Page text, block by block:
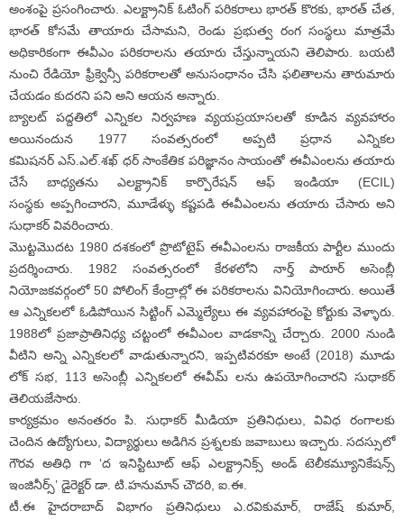
అంశంపై ప్రసంగించారు. ఎలక్ట్రానిక్ ఓటింగ్ పరికరాలు భారత్ కొరకు, భారత్ చేత,
భారత్ కోసమే తాయారు చేసామని, రెండు ప్రభుత్వ రంగ సంస్థలు మాత్రమే
అధికారికంగా ఈవీఎం పరికరాలను తయారు చేస్తున్నాయని తెలిపారు. బయటి
నుంచి రేడియో ఫ్రీక్వెన్సీ పరికరాలతో అనుసంధానం చేసి ఫలితాలను తారుమారు
చేయడం కుదరని పని అని ఆయన అన్నారు.
బ్యాలట్ పద్దతిలో ఎన్నికల నిర్వహణ వ్యయప్రయాసలతో కూడిన వ్యవహారం
అయినందున 1977 సంవత్సరంలో అప్పటి ప్రధాన ఎన్నికల
కమిషనర్ ఎస్.ఎల్.శఖ్ ధర్ సాంకేతిక పరిజ్ఞానం సాయంతో ఈవీఎంలను తయారు
చేసే బాధ్యతను ఎలక్ట్రానిక్ కార్పొరేషన్ ఆఫ్ ఇండియా (ECIL)
సంస్థకు అప్పగించారని, మూడేళ్ళు కష్టపడి ఈవీఎంలను తయారు చేసారు అని
సుధాకర్ వివరించారు.
మొట్టమొదట 1980 దశకంలో ప్రొటోటైప్ ఈవీఎంలను రాజకీయ పార్టీల ముందు
ప్రదర్శించారు. 1982 సంవత్సరంలో కేరళలోని నార్త్ పారూర్ అసెంబ్లీ
నియోజకవర్గంలో 50 పోలింగ్ కేంద్రాల్లో ఈ పరికరాలను వినియోగించారు. అయితే
ఆ ఎన్నికలలో ఓడిపోయిన సిట్టింగ్ ఎమ్మెల్యేలు ఈ వ్యవహారంపై కోర్టుకు వెళ్ళారు.
1988లో ప్రజాప్రాతినిధ్య చట్టంలో ఈవీఎంల వాడకాన్ని చేర్చారు. 2000 నుండి
వీటిని అన్ని ఎన్నికలలో వాడుతున్నారని, ఇప్పటివరకూ అంటే (2018) మూడు
లోక్ సభ, 113 అసెంబ్లీ ఎన్నికలలో ఈవీమ్ లను ఉపయోగించారని సుధాకర్
తెలియజేసారు.
కార్యక్రమం అనంతరం పి. సుధాకర్ మీడియా ప్రతినిధులు, వివిధ రంగాలకు
చెందిన ఉద్యోగులు, విద్యార్థులు అడిగిన ప్రశ్నలకు జవాబులు ఇచ్చారు. సదస్సులో
గౌరవ అతిధి గా ‘ద ఇనిస్టిటూట్ ఆఫ్ ఎలక్ట్రానిక్స్ అండ్ టెలీకమ్యూనికేషన్స్
ఇంజినీర్స్’ డైరెక్టర్ డా. టి.హనుమాన్ చౌదరి, ఐ.ఈ.
టీ.ఈ హైదరాబాద్ విభాగం ప్రతినిధులు ఎ.రవికుమార్, రాజేష్ కుమార్,